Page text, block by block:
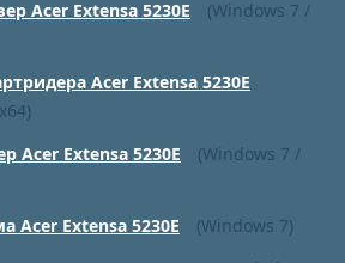
Acer Extensa 5230E
(Windows 7 /
Acer Extensa 5230E
Acer Extensa 5230E
(Windows 7 /
Acer Extensa 5230E
(Windows 7)